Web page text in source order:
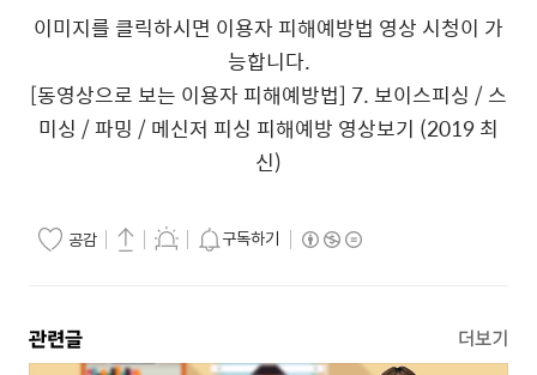
이미지를 클릭하시면 이용자 피해예방법 영상 시청이 가
능합니다.
[동영상으로 보는 이용자 피해예방법] 7. 보이스피싱 / 스
미싱 / 파밍 / 메신저 피싱 피해예방 영상보기 (2019 최
신)
공감 구독하기
관련글 더보기